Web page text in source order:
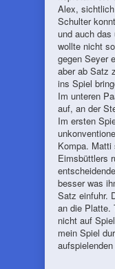
Alex,
Schulter
und auch
wollte nicht
gegen Seyer
aber ab Satz
ins Spiel
Im unteren
auf, an der
Im ersten
Kompa. Matti
Eimsbüttlers
besser was
Satz einfuhr.
an die Platte.
nicht auf
mein Spiel